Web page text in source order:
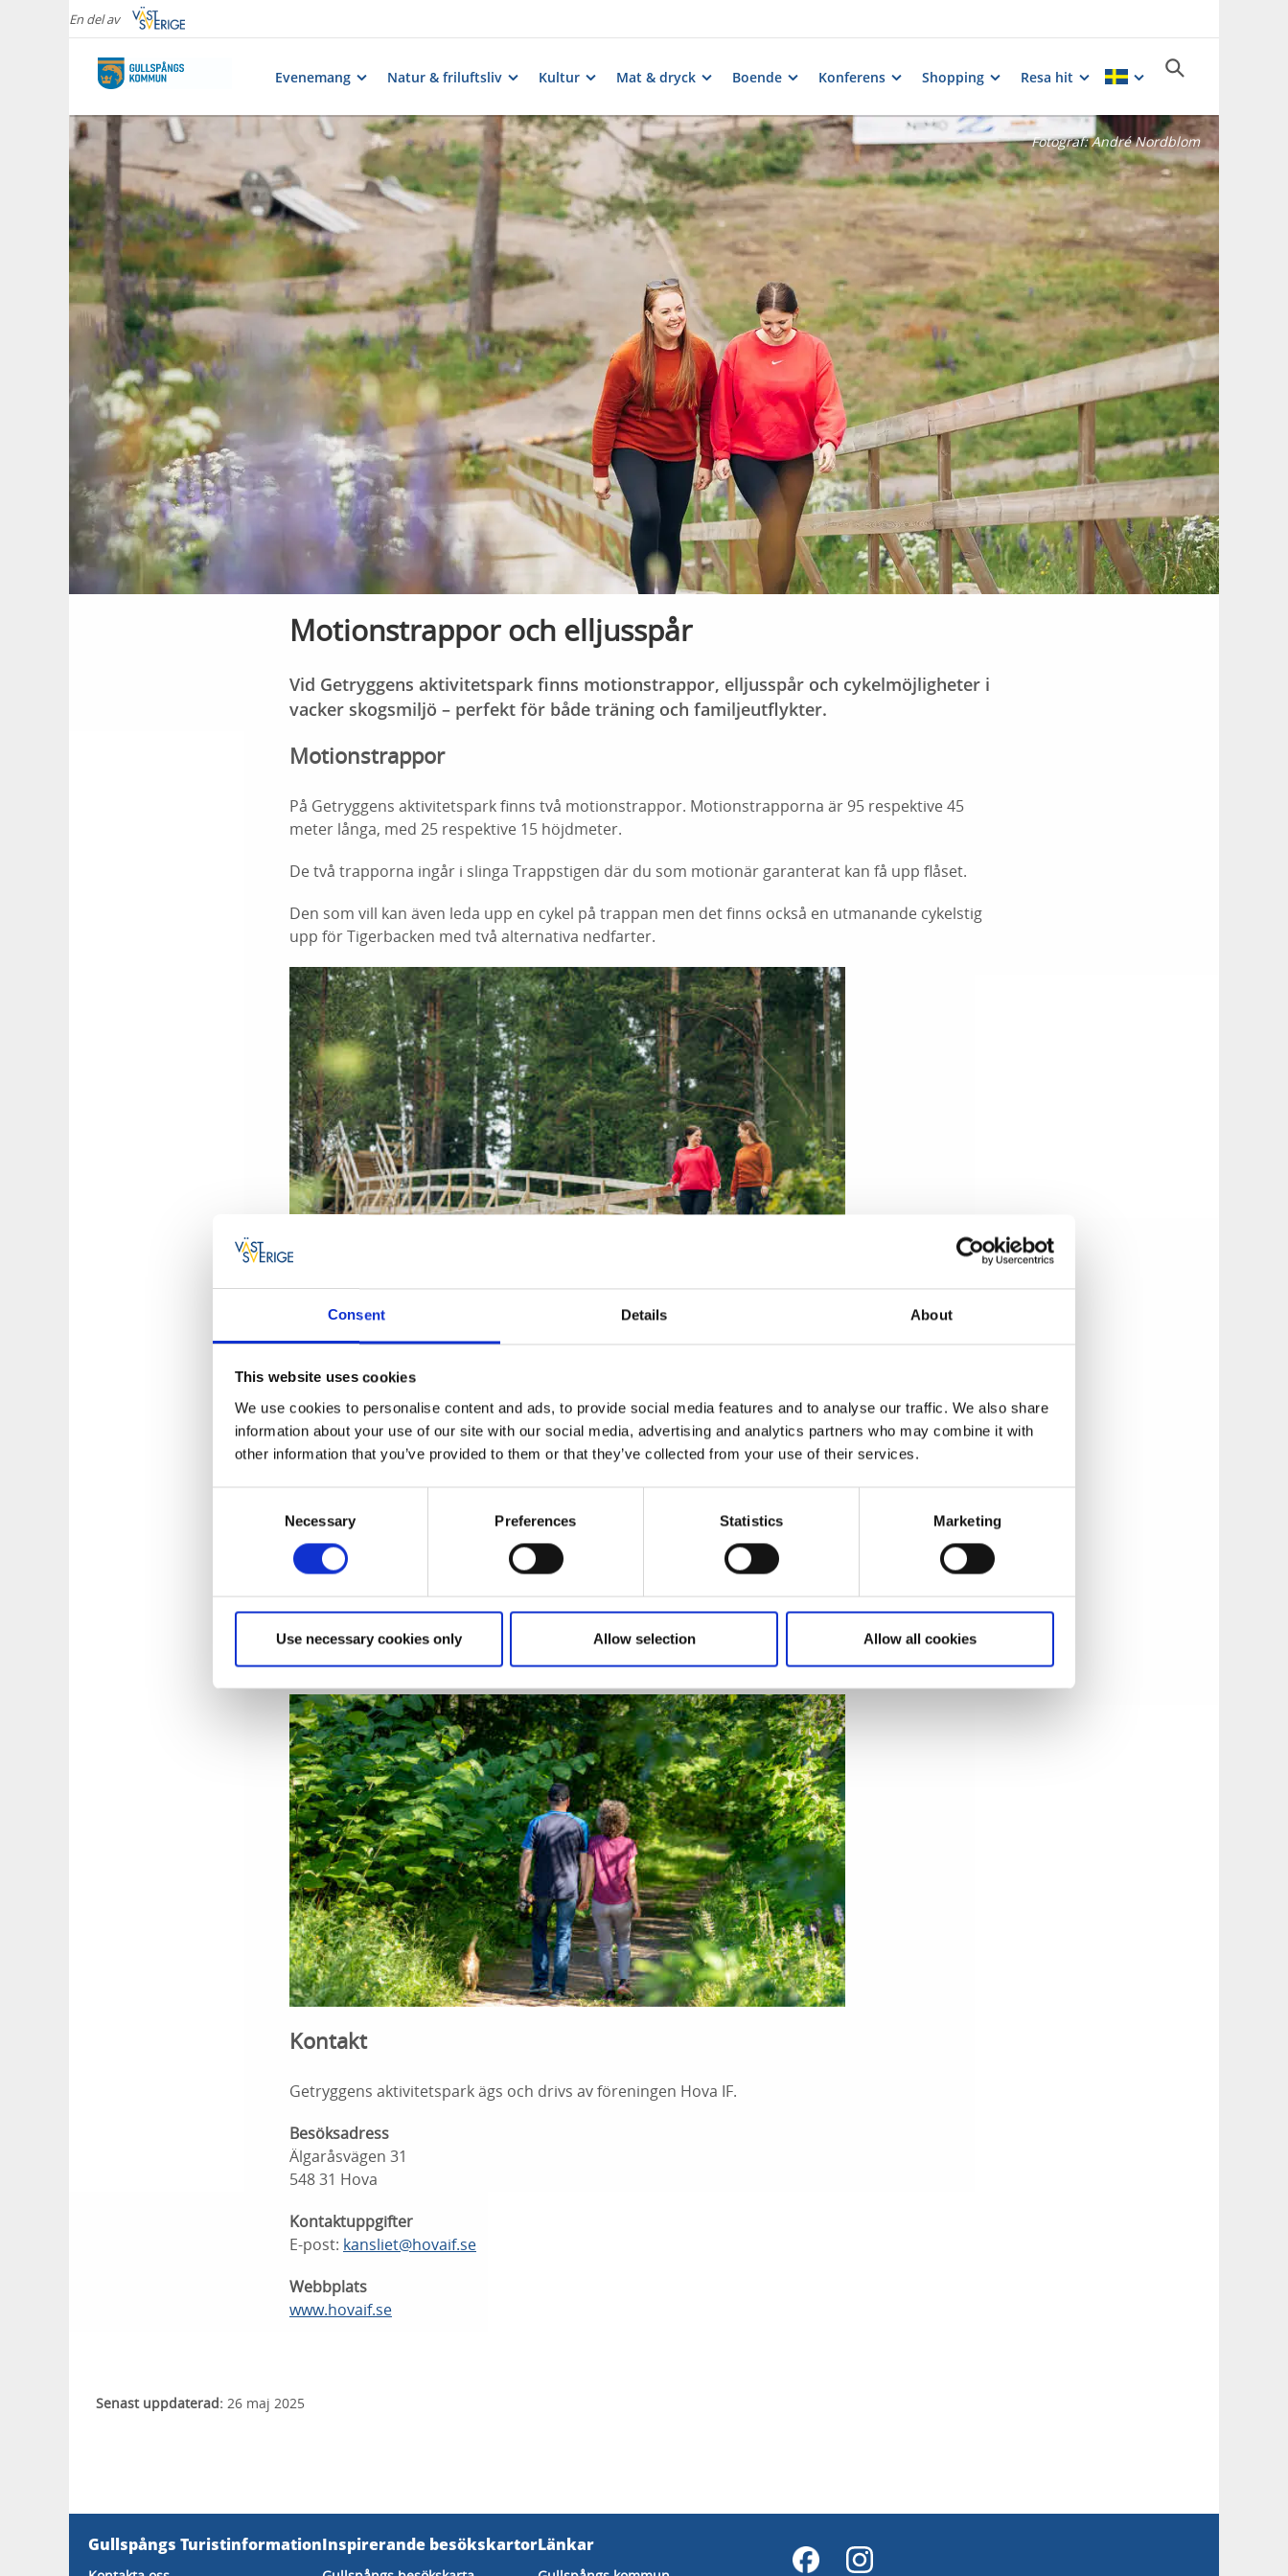
Consent Details About
This website uses cookies
We use cookies to personalise content and ads, to provide social media features and to analyse our traffic. We also share
information about your use of our site with our social media, advertising and analytics partners who may combine it with
other information that you’ve provided to them or that they’ve collected from your use of their services.
Necessary Preferences Statistics Marketing
Use necessary cookies only Allow selection Allow all cookies
En del av
Evenemang Natur & friluftsliv Kultur Mat & dryck Boende Konferens Shopping Resa hit
Fotograf:André Nordblom
Motionstrappor och elljusspår
Vid Getryggens aktivitetspark finns motionstrappor, elljusspår och cykelmöjligheter i
vacker skogsmiljö – perfekt för både träning och familjeutflykter.
Motionstrappor
På Getryggens aktivitetspark finns två motionstrappor. Motionstrapporna är 95 respektive 45
meter långa, med 25 respektive 15 höjdmeter.
De två trapporna ingår i slinga Trappstigen där du som motionär garanterat kan få upp flåset.
Den som vill kan även leda upp en cykel på trappan men det finns också en utmanande cykelstig
upp för Tigerbacken med två alternativa nedfarter.
Fotograf: André Nordblom
Motionsspår
Vid Getryggens aktivitespark finns elljusspår med spårlängder på 2,5 km (röd), 3,1 km (elljus) och
5,0 km (gul).
Alla spår är markerade motsols och går i en fin barrskogsmiljö. 5 km spåret har ca 28 m
nivåskillnad.
Den rullstolsanpassade delen har bordsgrupper, vindskydd och grillplats, samt en motorikbara
Karta över elljusspåren
Kontakt
Getryggens aktivitetspark ägs och drivs av föreningen Hova IF.
Besöksadress
Älgaråsvägen 31
548 31 Hova
Kontaktuppgifter
E-post: kansliet@hovaif.se
Webbplats
www.hovaif.se
Senast uppdaterad: 26 maj 2025
Gullspångs TuristinformationInspirerande besökskartorLänkar